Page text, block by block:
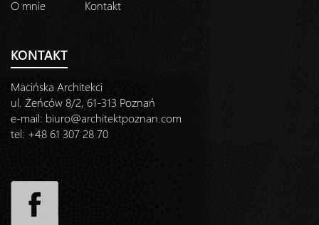
O mnie
Kontakt
KONTAKT
Macińska Architekci
ul. Żeńców 8/2, 61-313 Poznań
e-mail: biuro@architektpoznan.com
tel: +48 61 307 28 70